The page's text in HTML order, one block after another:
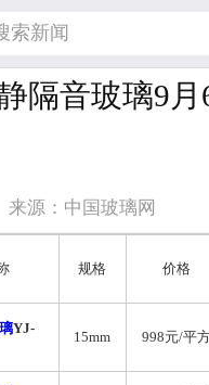
隔音玻璃9
来源：中国玻璃网
规格 价格
YJ-
15mm 998元/平